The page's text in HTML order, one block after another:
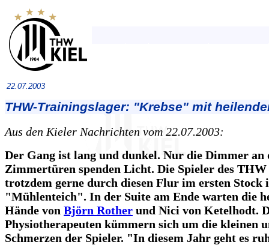
22.07.2003
THW-Trainingslager: "Krebse" mit
Aus den Kieler Nachrichten vom 22.07.2003:
Der Gang ist lang und dunkel. Nur die Dimmer an
Zimmertüren spenden Licht. Die Spieler des
trotzdem gerne durch diesen Flur im ersten Stock
"Mühlenteich". In der Suite am Ende warten die
Hände von Björn Rother und Nici von Ketelhodt.
Physiotherapeuten kümmern sich um die kleinen
Schmerzen der Spieler. "In diesem Jahr geht es